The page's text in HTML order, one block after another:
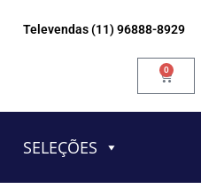
Televendas (11) 96888-8929
0
Carrinho
SELEÇÕES